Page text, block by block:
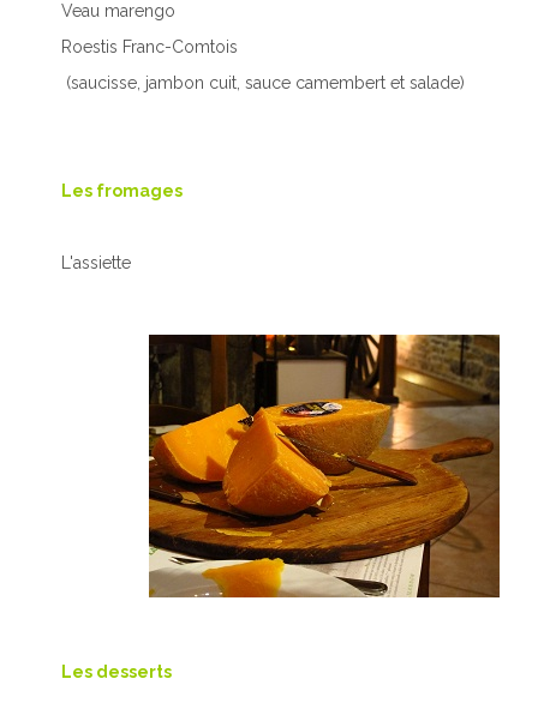
Veau marengo
Roestis Franc-Comtois
(saucisse, jambon cuit, sauce camembert et salade)
Les fromages
L'assiette
Les desserts